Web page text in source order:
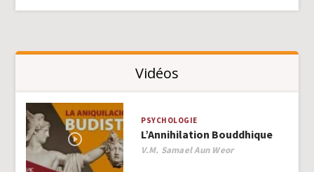
Vidéos
PSYCHOLOGIE
L’Annihilation Bouddhique
Author
V.M. Samael Aun Weor